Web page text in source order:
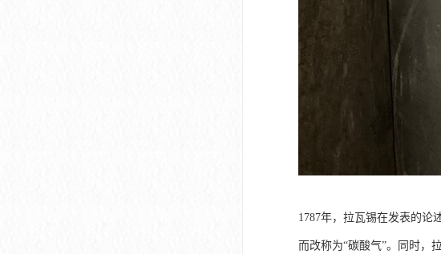
1787年，拉瓦锡在发表的论
而改称为“碳酸气”。同时，